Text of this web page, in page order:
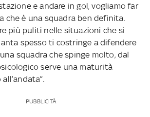
e andare in gol, vogliamo far
che è una squadra ben definita.
più puliti nelle situazioni che si
spesso ti costringe a difendere
squadra che spinge molto, dal
serve una maturità
PUBBLICITÀ